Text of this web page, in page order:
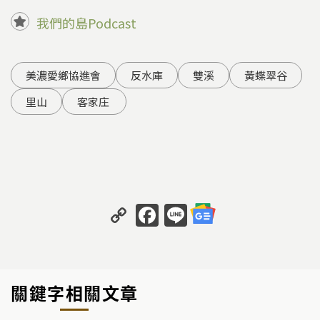
我們的島Podcast
美濃愛鄉協進會 反水庫 雙溪
黃蝶翠谷
里山
客家庄 ​
C
o
y
Li
F
a
Li
n
關鍵字相關文章